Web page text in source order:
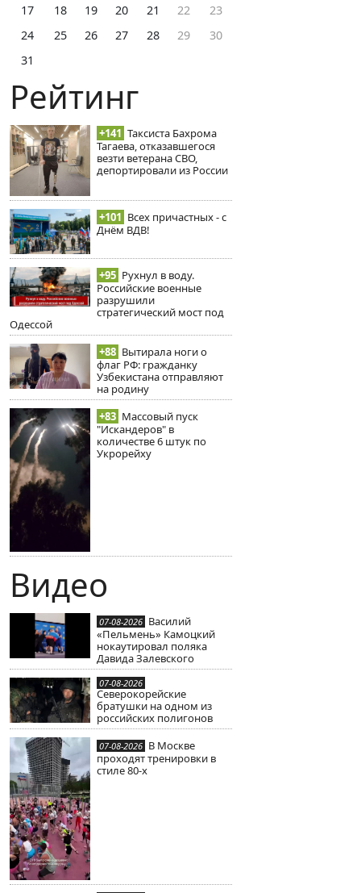
17
18 19 20 21 22
23
24
25 26 27 28 29
30
31
Рейтинг
+141 Таксиста Бахрома
Тагаева, отказавшегося
везти ветерана СВО,
депортировали из России
+101 Всех причастных - с
Днём ВДВ!
+95 Рухнул в воду.
Российские военные
разрушили
стратегический мост под
Одессой
+88 Вытирала ноги о
флаг РФ: гражданку
Узбекистана отправляют
на родину
+83 Массовый пуск
"Искандеров" в
количестве 6 штук по
Укрорейху
Видео
07-08-2026 Василий
«Пельмень» Камоцкий
нокаутировал поляка
Давида Залевского
07-08-2026
Северокорейские
братушки на одном из
российских полигонов
07-08-2026 В Москве
проходят тренировки в
стиле 80-х